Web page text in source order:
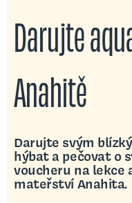
Darujte
Anahitě
Darujte svým
hýbat a pečovat o
voucheru na lekce
mateřství Anahita.